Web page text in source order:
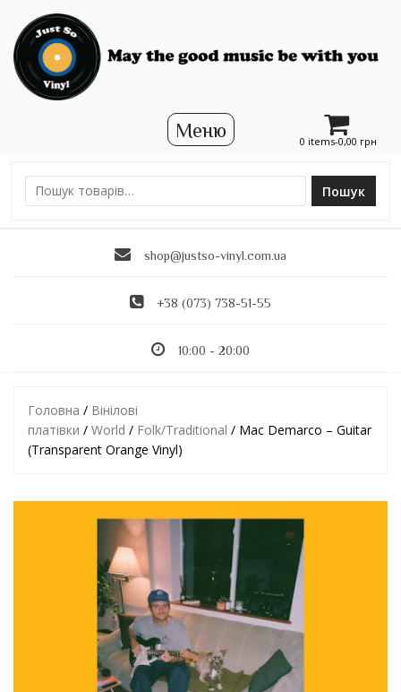
0 items-0,00 грн
Ш
Пошук
shop@justso-vinyl.com.ua
+38 (073) 738-51-55
10:00 - 20:00
Головна / Вінілові
платівки / World / Folk/Traditional / Mac Demarco – Guitar
(Transparent Orange Vinyl)